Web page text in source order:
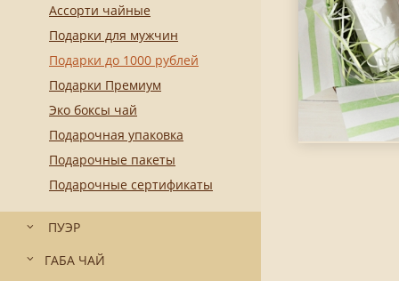
Ассорти чайные
Подарки для мужчин
Подарки до 1000 рублей
Подарки Премиум
Эко боксы чай
Подарочная упаковка
Подарочные пакеты
Подарочные сертификаты
ПУЭР
ГАБА ЧАЙ